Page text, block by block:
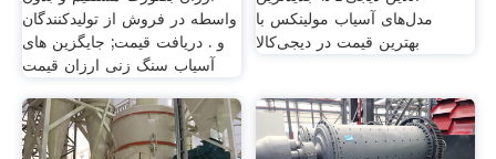
واسطه در فروش از تولیدکنندگان
و . دریافت قیمت; جایگزین های
آسیاب سنگ زنی ارزان قیمت
مدل‌های آسیاب مولینکس با
بهترین قیمت در دیجی‌کالا